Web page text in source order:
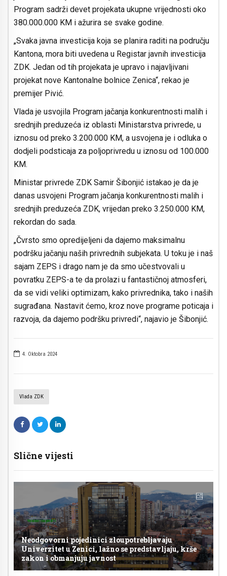
4. Oktobra 2024
Vlada ZDK
Slične vijesti
Neodgovorni pojedinici zloupotrebljavaju
Univerzitet u Zenici, lažno se predstavljaju, krše
zakon i obmanjuju javnost
Program sadrži devet projekata ukupne vrijednosti oko
380.000.000 KM i ažurira se svake godine.
„Svaka javna investicija koja se planira raditi na području
Kantona, mora biti uvedena u Registar javnih investicija
ZDK. Jedan od tih projekata je upravo i najavljivani
projekat nove Kantonalne bolnice Zenica“, rekao je
premijer Pivić.
Vlada je usvojila Program jačanja konkurentnosti malih i
srednjih preduzeća iz oblasti Ministarstva privrede, u
iznosu od preko 3.200.000 KM, a usvojena je i odluka o
dodjeli podsticaja za poljoprivredu u iznosu od 100.000
KM.
Ministar privrede ZDK Samir Šibonjić istakao je da je
danas usvojeni Program jačanja konkurentnosti malih i
srednjih preduzeća ZDK, vrijedan preko 3.250.000 KM,
rekordan do sada.
„Čvrsto smo opredijeljeni da dajemo maksimalnu
podršku jačanju naših privrednih subjekata. U toku je i naš
sajam ZEPS i drago nam je da smo učestvovali u
povratku ZEPS-a te da prolazi u fantastičnoj atmosferi,
da se vidi veliki optimizam, kako privrednika, tako i naših
sugrađana. Nastavit ćemo, kroz nove programe poticaja i
razvoja, da dajemo podršku privredi“, najavio je Šibonjić.